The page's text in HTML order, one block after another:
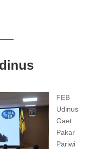
FEB
Udinus
Gaet
Pakar
Pariwi